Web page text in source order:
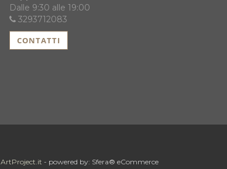
Dalle 9:30 alle 19:00
3293712083
CONTATTI
ArtProject.it - powered by: Sfera® eCommerce